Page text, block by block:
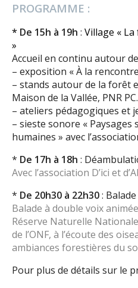
PROGRAMME :
* De 15h à 19h : Village «
»
Accueil en continu autour
– exposition « À la
– stands autour de la forêt
Maison de la Vallée, PNR
– ateliers pédagogiques et
– sieste sonore «
humaines » avec
* De 17h à 18h :
Avec l’association D’ici et
* De 20h30 à 22h30:
Balade à double voix
Réserve Naturelle
de l’ONF, à l’écoute des
ambiances forestières du
Pour plus de détails sur le